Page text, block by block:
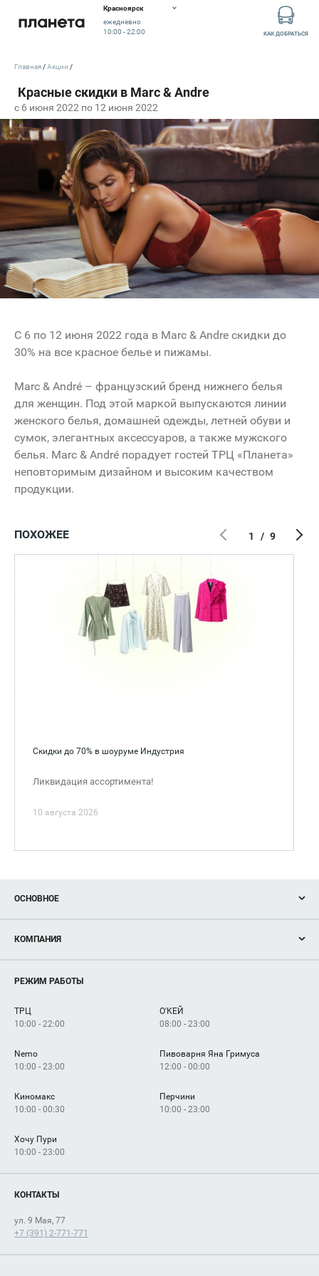
Красноярск
ежедневно
10:00 - 22:00
КАК ДОБРАТЬСЯ
c 6 июня 2022 по 12 июня 2022
Главная Акции
С 6 по 12 июня 2022 года в Marc & Andre скидки до
30% на все красное белье и пижамы.
Marc & André – французский бренд нижнего белья
для женщин. Под этой маркой выпускаются линии
женского белья, домашней одежды, летней обуви и
сумок, элегантных аксессуаров, а также мужского
белья. Marc & André порадует гостей ТРЦ «Планета»
неповторимым дизайном и высоким качеством
продукции.
ПОХОЖЕЕ
Скидки до 70% в шоуруме Индустрия
Ликвидация ассортимента!
10 августа 2026
1 / 9
ОСНОВНОЕ
Новости
Магазины
Услуги
КОМПАНИЯ
Рекламодателям
Как добраться
РЕЖИМ РАБОТЫ
ТРЦ
10:00 - 22:00
О'КЕЙ
08:00 - 23:00
Nemo
10:00 - 23:00
Пивоварня Яна Гримуса
12:00 - 00:00
Киномакс
10:00 - 00:30
Перчини
10:00 - 23:00
Хочу Пури
10:00 - 23:00
КОНТАКТЫ
ул. 9 Мая, 77
+7 (391) 2-771-771